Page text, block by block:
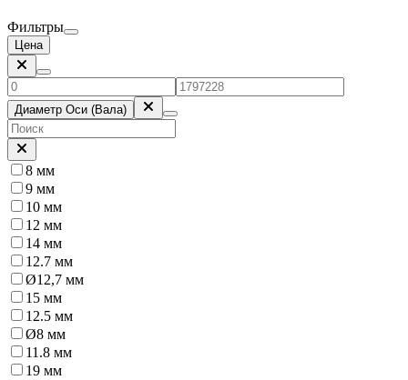
Фильтры
Цена
Диаметр Оси (Вала)
8 мм
9 мм
10 мм
12 мм
14 мм
12.7 мм
Ø12,7 мм
15 мм
12.5 мм
Ø8 мм
11.8 мм
19 мм